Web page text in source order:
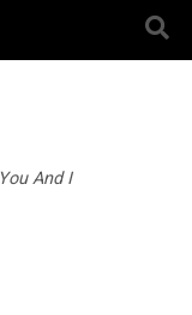
You And I